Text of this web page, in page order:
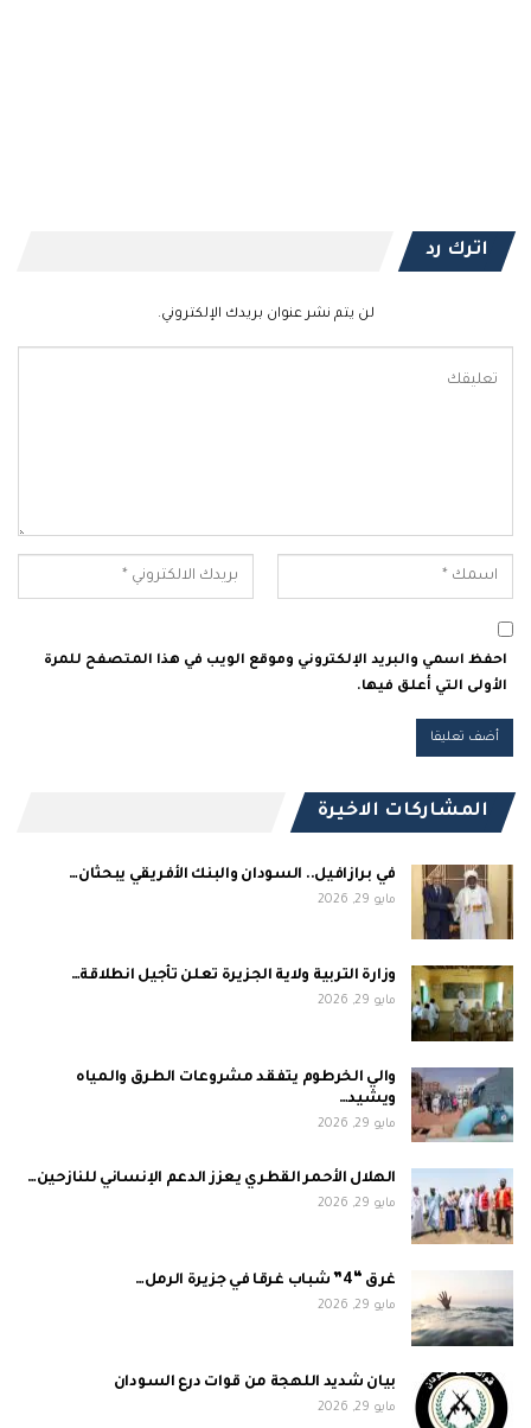
اترك رد
لن يتم نشر عنوان بريدك الإلكتروني.
احفظ اسمي والبريد الإلكتروني وموقع الويب في هذا المتصفح للمرة
الأولى التي أعلق فيها.
المشاركات الاخيرة
في برازافيل.. السودان والبنك الأفريقي يبحثان…
مايو 29, 2026
وزارة التربية ولاية الجزيرة تعلن تأجيل انطلاقة…
مايو 29, 2026
والي الخرطوم يتفقد مشروعات الطرق والمياه
ويشيد…
مايو 29, 2026
الهلال الأحمر القطري يعزز الدعم الإنساني للنازحين…
مايو 29, 2026
غرق “4” شباب غرقا في جزيرة الرمل…
مايو 29, 2026
بيان شديد اللهجة من قوات درع السودان
مايو 29, 2026